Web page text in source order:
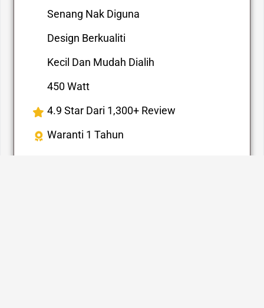
Senang Nak Diguna
Design Berkualiti
Kecil Dan Mudah Dialih
450 Watt
4.9 Star Dari 1,300+ Review
Waranti 1 Tahun